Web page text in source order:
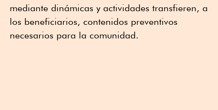
mediante dinámicas y actividades transfieren, a
los beneficiarios, contenidos preventivos
necesarios para la comunidad.